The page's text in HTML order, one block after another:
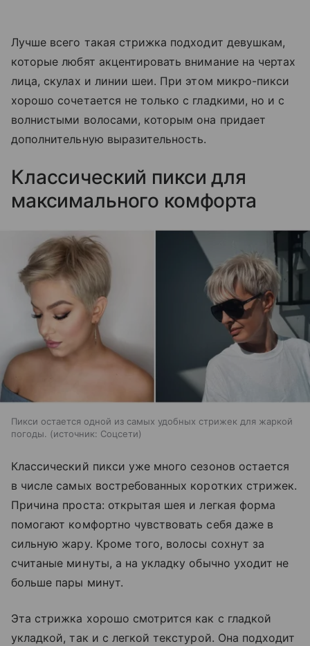
Лучше всего такая стрижка подходит девушкам,
которые любят акцентировать внимание на чертах
лица, скулах и линии шеи. При этом микро-пикси
хорошо сочетается не только с гладкими, но и с
волнистыми волосами, которым она придает
дополнительную выразительность.
Классический пикси для
максимального комфорта
Пикси остается одной из самых удобных стрижек для жаркой
погоды.
источник: Соцсети
Классический пикси уже много сезонов остается
в числе самых востребованных коротких стрижек.
Причина проста: открытая шея и легкая форма
помогают комфортно чувствовать себя даже в
сильную жару. Кроме того, волосы сохнут за
считаные минуты, а на укладку обычно уходит не
больше пары минут.
Эта стрижка хорошо смотрится как с гладкой
укладкой, так и с легкой текстурой. Она подходит